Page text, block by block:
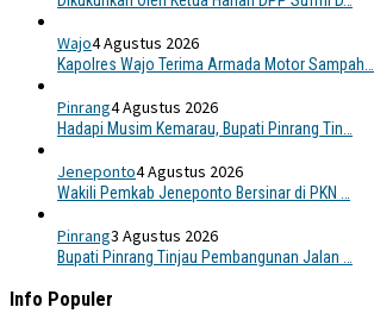
Wajo4 Agustus 2026
Kapolres Wajo Terima Armada Motor Sampah…
Pinrang4 Agustus 2026
Hadapi Musim Kemarau, Bupati Pinrang Tin…
Jeneponto4 Agustus 2026
Wakili Pemkab Jeneponto Bersinar di PKN …
Pinrang3 Agustus 2026
Bupati Pinrang Tinjau Pembangunan Jalan …
Info Populer